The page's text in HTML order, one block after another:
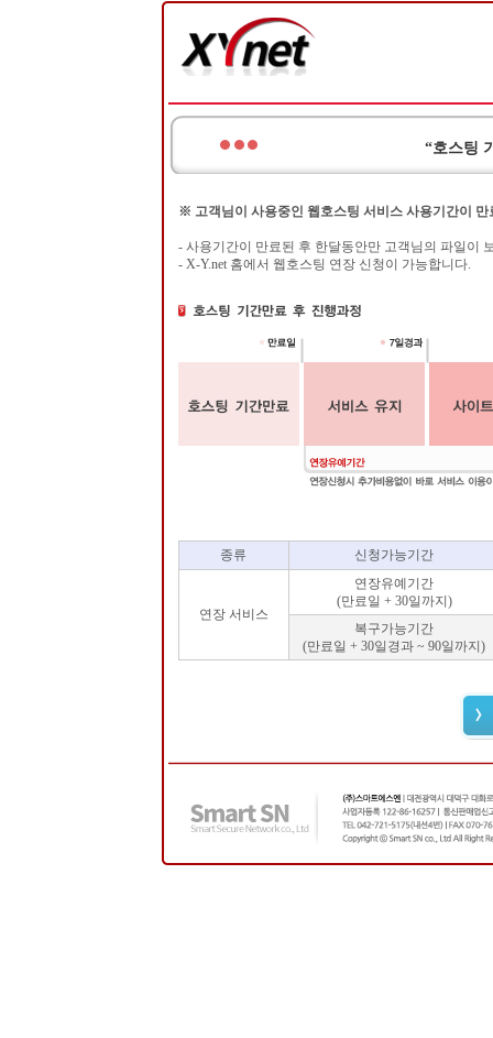
“호스팅
※ 고객님이 사용중인 웹호스팅 서비스 사용기간이 만
- 사용기간이 만료된 후 한달동안만 고객님의 파일이
- X-Y.net 홈에서 웹호스팅 연장 신청이 가능합니다.
종류 신청가능기간
연장 서비스
연장유예기간
(만료일 + 30일까지)
복구가능기간
(만료일 + 30일경과 ~ 90일까지)